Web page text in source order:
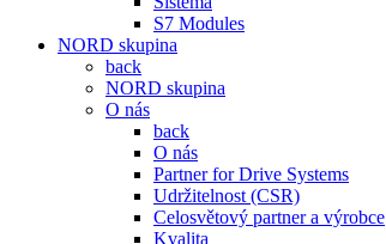
S7 Modules
NORD skupina
back
NORD skupina
O nás
back
O nás
Partner for Drive Systems
Udržitelnost (CSR)
Celosvětový partner a výrobce
Kvalita